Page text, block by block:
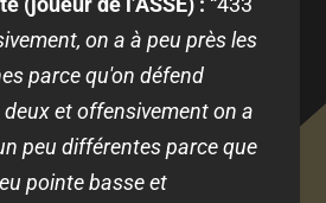
on a à peu près les
parce qu'on défend
et offensivement on a
peu différentes parce que
pointe basse et